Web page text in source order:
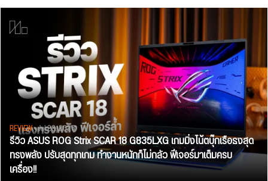
REVIEW• Jul 28, 2026
รีวิว ASUS ROG Strix SCAR 18 G835LXG เกมมิ่งโน้ตบุ๊กเรือธงสุด
ทรงพลัง ปรับสุดทุกเกม ทำงานหนักก็ไม่กลัว ฟีเจอร์มาเต็มครบ
เครื่อง!!